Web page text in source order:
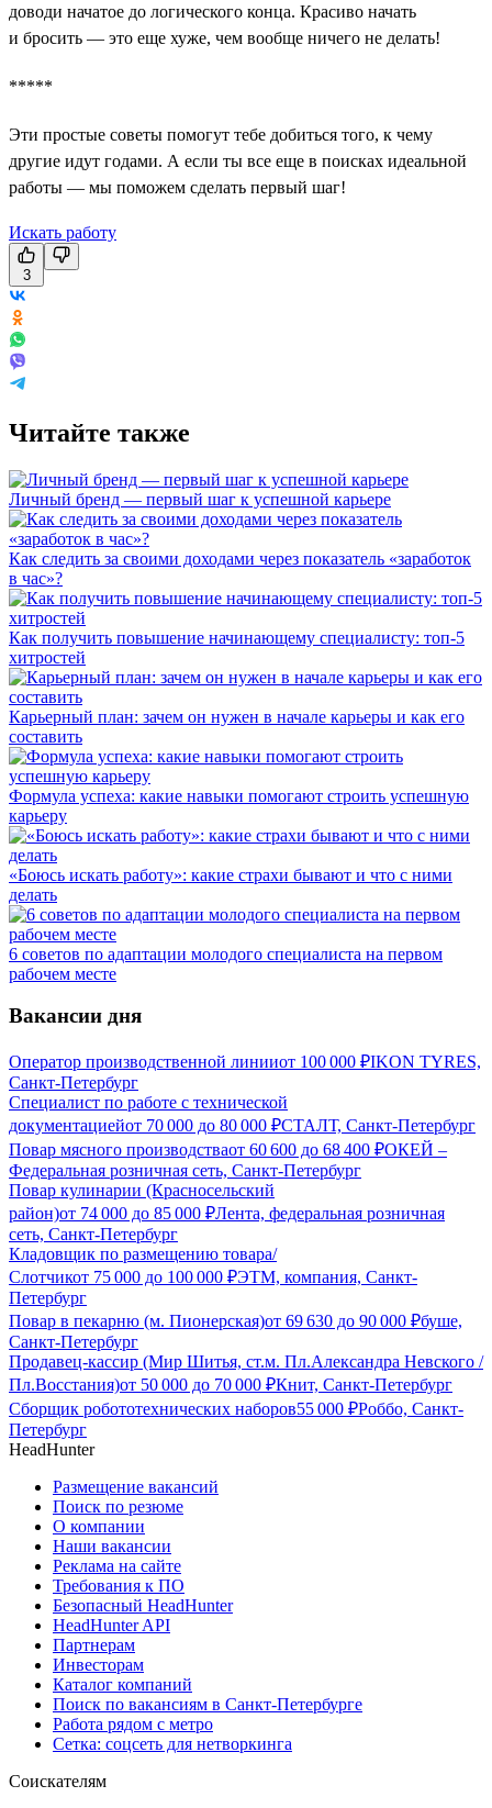
доводи начатое до логического конца. Красиво начать
и бросить — это еще хуже, чем вообще ничего не делать!
*****
Эти простые советы помогут тебе добиться того, к чему
другие идут годами. А если ты все еще в поисках идеальной
работы — мы поможем сделать первый шаг!
Искать работу
3
Читайте также
Личный бренд — первый шаг к успешной карьере
Как следить за своими доходами через показатель «заработок
в час»?
Как получить повышение начинающему специалисту: топ-5
хитростей
Карьерный план: зачем он нужен в начале карьеры и как его
составить
Формула успеха: какие навыки помогают строить успешную
карьеру
«Боюсь искать работу»: какие страхи бывают и что с ними
делать
6 советов по адаптации молодого специалиста на первом
рабочем месте
Вакансии дня
Оператор производственной линииот 100 000 ₽IKON TYRES,
Санкт-Петербург
Специалист по работе с технической
документациейот 70 000 до 80 000 ₽СТАЛТ, Санкт-Петербург
Повар мясного производстваот 60 600 до 68 400 ₽ОКЕЙ –
Федеральная розничная сеть, Санкт-Петербург
Повар кулинарии (Красносельский
район)от 74 000 до 85 000 ₽Лента, федеральная розничная
сеть, Санкт-Петербург
Кладовщик по размещению товара/
Слотчикот 75 000 до 100 000 ₽ЭТМ, компания, Санкт-
Петербург
Повар в пекарню (м. Пионерская)от 69 630 до 90 000 ₽буше,
Санкт-Петербург
Продавец-кассир (Мир Шитья, ст.м. Пл.Александра Невского /
Пл.Восстания)от 50 000 до 70 000 ₽Книт, Санкт-Петербург
Сборщик робототехнических наборов55 000 ₽Роббо, Санкт-
Петербург
HeadHunter
Размещение вакансий
Поиск по резюме
О компании
Наши вакансии
Реклама на сайте
Требования к ПО
Безопасный HeadHunter
HeadHunter API
Партнерам
Инвесторам
Каталог компаний
Поиск по вакансиям в Санкт-Петербурге
Работа рядом с метро
Сетка: соцсеть для нетворкинга
Соискателям